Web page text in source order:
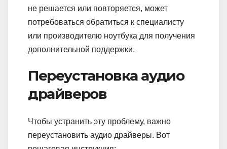
не решается или повторяется, может
потребоваться обратиться к специалисту
или производителю ноутбука для получения
дополнительной поддержки.
Переустановка аудио
драйверов
Чтобы устранить эту проблему, важно
переустановить аудио драйверы. Вот